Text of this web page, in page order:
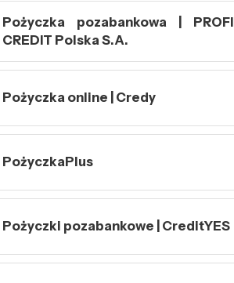
Pożyczka pozabankowa | PROFI
CREDIT Polska S.A.
Pożyczka online | Credy
PożyczkaPlus
Pożyczki pozabankowe | CreditYES